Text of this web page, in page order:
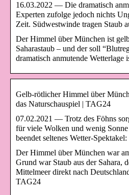
16.03.2022 — Die dramatisch
Experten zufolge jedoch nichts
Zeit. Südwestwinde tragen Staub
Der Himmel über München ist
Saharastaub – und der soll
dramatisch anmutende Wetterlage
Gelb-rötlicher Himmel über
das Naturschauspiel | TAG24
07.02.2021 — Trotz des Föhns
für viele Wolken und wenig
beendet seltenes Wetter-
Der Himmel über München war
Grund war Staub aus der Sahara,
Mittelmeer direkt nach
TAG24